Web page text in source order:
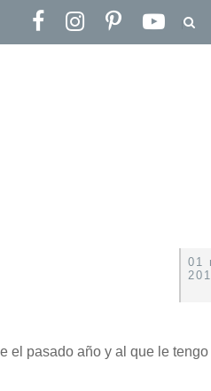
01
el pasado año y al que le